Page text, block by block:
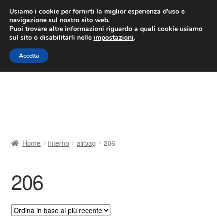
CONSEGNA da 7 EUR
Lun-Ven 9:00 - 16:00/800 580 290
Vai
alla
navigazione
Vai
al
contenuto
Contatto
Il mio account
Home interno airbag 206
206
Usiamo i cookie per fornirti la miglior esperienza d'uso e
navigazione sul nostro sito web.
Puoi trovare altre informazioni riguardo a quali cookie usiamo
sul sito o disabilitarli nelle impostazioni.
Accetta